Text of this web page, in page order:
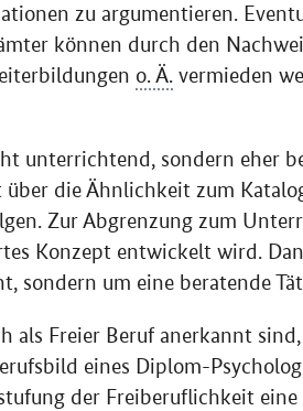
zu argumentieren.
können durch den
o. Ä. vermieden
unterrichtend, sondern eher
die Ähnlichkeit zum
Zur Abgrenzung zum
Konzept entwickelt wird.
sondern um eine beratende
als Freier Beruf anerkannt
eines Diplom-
der Freiberuflichkeit eine